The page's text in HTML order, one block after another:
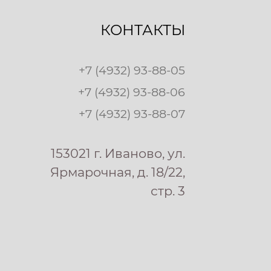
КОНТАКТЫ
+7 (4932) 93-88-05
+7 (4932) 93-88-06
+7 (4932) 93-88-07
153021 г. Иваново, ул.
Ярмарочная, д. 18/22,
стр. 3